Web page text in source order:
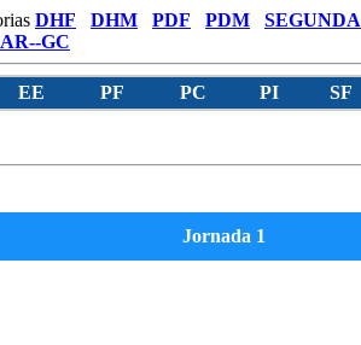
DHF DHM PDF PDM SEGUNDA
GC
EE PF PC PI SF
Jornada 1